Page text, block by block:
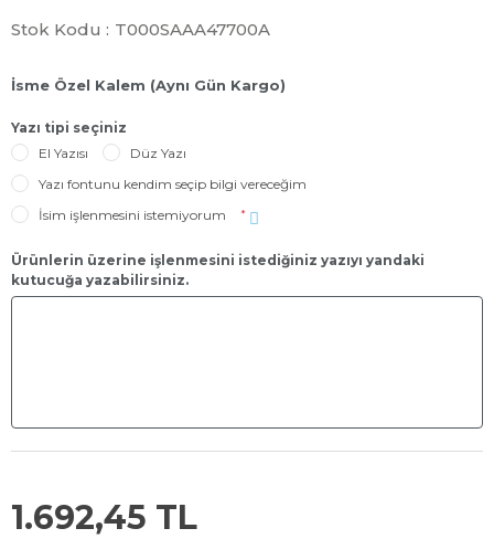
Stok Kodu : T000SAAA47700A
İsme Özel Kalem (Aynı Gün Kargo)
Yazı tipi seçiniz
El Yazısı
Düz Yazı
Yazı fontunu kendim seçip bilgi vereceğim
İsim işlenmesini istemiyorum
*
Ürünlerin üzerine işlenmesini istediğiniz yazıyı yandaki
kutucuğa yazabilirsiniz.
1.692,45 TL